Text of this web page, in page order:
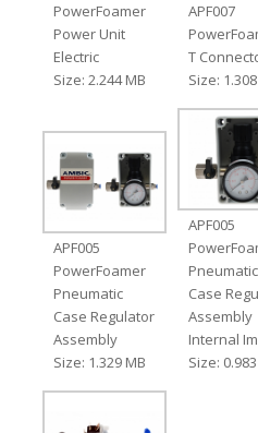
PowerFoamer
Power Unit
Electric
Size: 2.244 MB
APF007
T
Size:
APF005
PowerFoamer
Pneumatic
Case Regulator
Assembly
Size: 1.329 MB
APF005
Pneumatic
Case
Assembly
Internal
Size: